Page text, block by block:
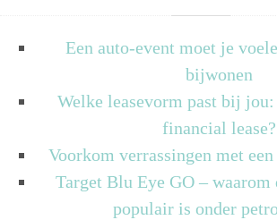
Een auto-event moet je
bijwonen
Welke leasevorm past bij
financial lease?
Voorkom verrassingen met
Target Blu Eye GO – waarom
populair is onder